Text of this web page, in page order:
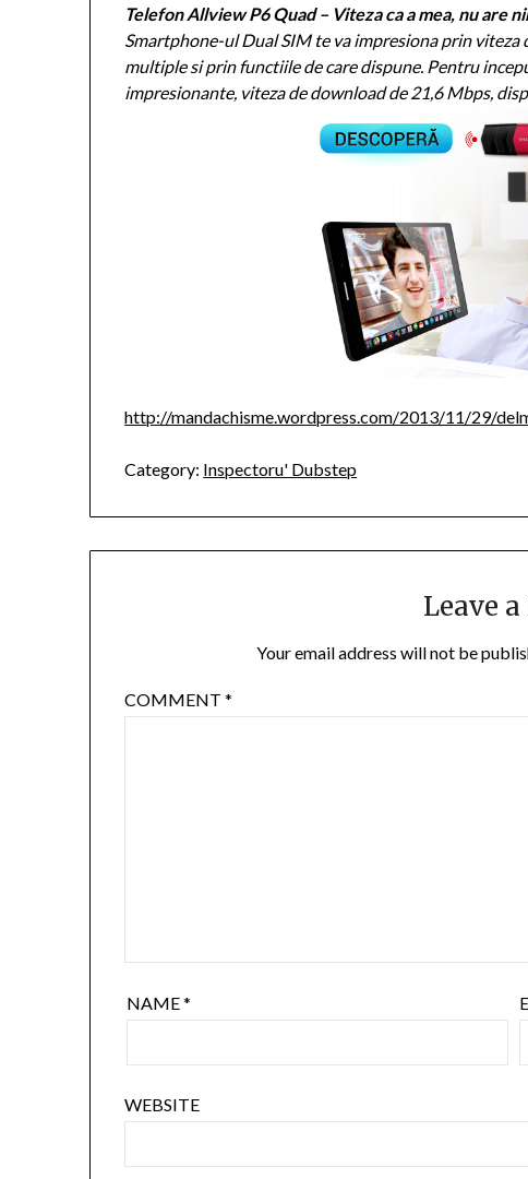
Telefon Allview P6 Quad – Viteza ca a mea, nu are
Smartphone-ul Dual SIM te va impresiona prin
multiple si prin functiile de care dispune. Pentru
impresionante, viteza de download de 21,6 Mbps,
http://mandachisme.wordpress.com/2013/11/29/
Category: Inspectoru' Dubstep
Leave
Your email address will not be
COMMENT*
NAME*
WEBSITE